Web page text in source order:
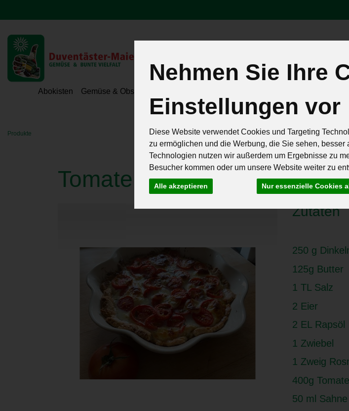
Nehmen Sie Ihre
Einstellungen vor
Diese Website verwendet Cookies und Targeting
zu ermöglichen und die Werbung, die Sie sehen,
Technologien nutzen wir außerdem um Ergebnisse zu
Besucher kommen oder um unsere Website weiter zu
Alle akzeptieren Nur essenzielle Cookies
Hoeri - Gemüse
Abokisten Gemüse & Obst
Rezepte
Produkte
Tomatenquiche
Zutaten
250 g
125g Butter
1 TL Salz
2 Eier
2 EL Rapsöl
1 Zwiebel
1 Zweig
400g
50 ml Sahne